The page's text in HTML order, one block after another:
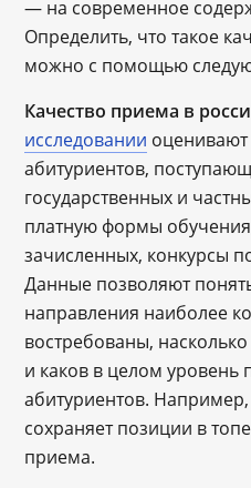
— на современное
Определить, что такое
можно с помощью
Качество приема в
исследовании оценивают
абитуриентов,
государственных и
платную формы
зачисленных, конкурсы
Данные позволяют
направления наиболее
востребованы,
и каков в целом уровень
абитуриентов.
сохраняет позиции в
приема.